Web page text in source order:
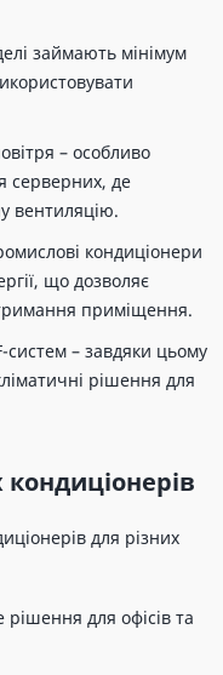
займають мінімум
– особливо
серверних, де
вентиляцію.
кондиціонери
що дозволяє
приміщення.
– завдяки цьому
рішення для
для різних
рішення для офісів та